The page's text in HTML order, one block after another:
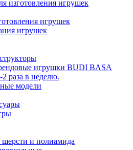
изготовления игрушек
игрушек
игрушек
игрушки BUDI BASA
раза в неделю.
модели
шерсти и полиамида